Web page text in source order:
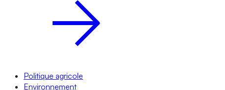
Politique agricole
Environnement